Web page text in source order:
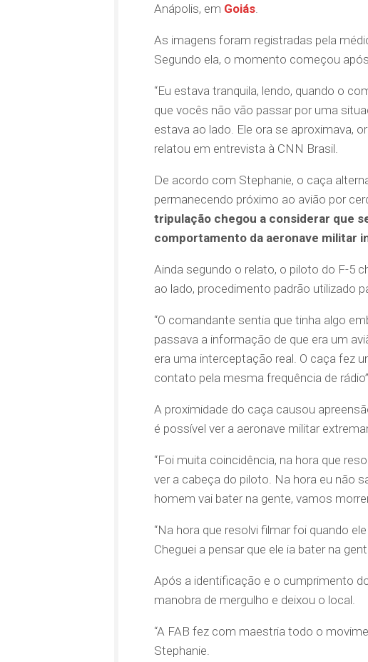
Anápolis, em Goiás
As imagens foram registradas pela
Segundo ela, o momento começou
“Eu estava tranquila, lendo, quando o
que vocês não vão passar por uma
estava ao lado. Ele ora se aproximava,
relatou em entrevista à CNN Brasil.
De acordo com Stephanie, o caça
permanecendo próximo ao avião por
tripulação chegou a considerar que
comportamento da aeronave militar
Ainda segundo o relato, o piloto do F-5
ao lado, procedimento padrão utilizado
“O comandante sentia que tinha algo
passava a informação de que era um
era uma interceptação real. O caça fez
contato pela mesma frequência de
A proximidade do caça causou
é possível ver a aeronave militar
“Foi muita coincidência, na hora que
ver a cabeça do piloto. Na hora eu não
homem vai bater na gente, vamos
“Na hora que resolvi filmar foi quando
Cheguei a pensar que ele ia bater na
Após a identificação e o cumprimento
manobra de mergulho e deixou o local.
“A FAB fez com maestria todo o
Stephanie.